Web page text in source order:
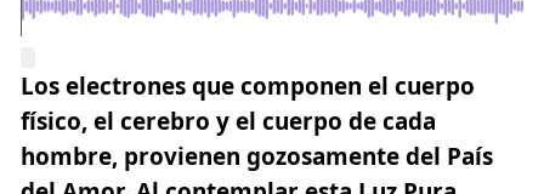
Los electrones que componen el cuerpo
físico, el cerebro y el cuerpo de cada
hombre, provienen gozosamente del País